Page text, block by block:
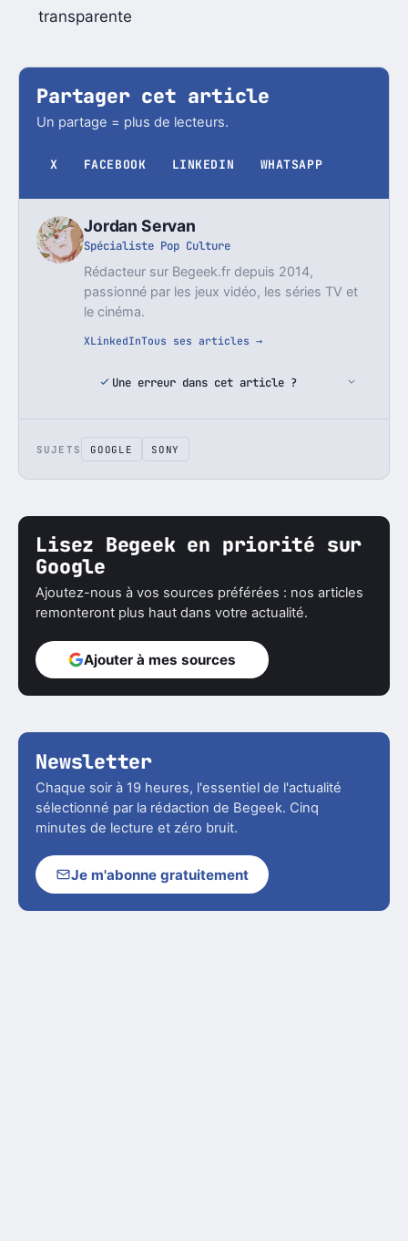
transparente
Partager cet article
Un partage = plus de lecteurs.
X FACEBOOK LINKEDIN WHATSAPP
Jordan Servan
Spécialiste Pop Culture
Rédacteur sur Begeek.fr depuis 2014,
passionné par les jeux vidéo, les séries TV et
le cinéma.
XLinkedInTous ses articles →
Une erreur dans cet article ?
SUJETS GOOGLE SONY
Lisez Begeek en priorité sur
Google
Ajoutez-nous à vos sources préférées : nos articles
remonteront plus haut dans votre actualité.
Ajouter à mes sources
Newsletter
Chaque soir à 19 heures, l'essentiel de l'actualité
sélectionné par la rédaction de Begeek. Cinq
minutes de lecture et zéro bruit.
Je m'abonne gratuitement